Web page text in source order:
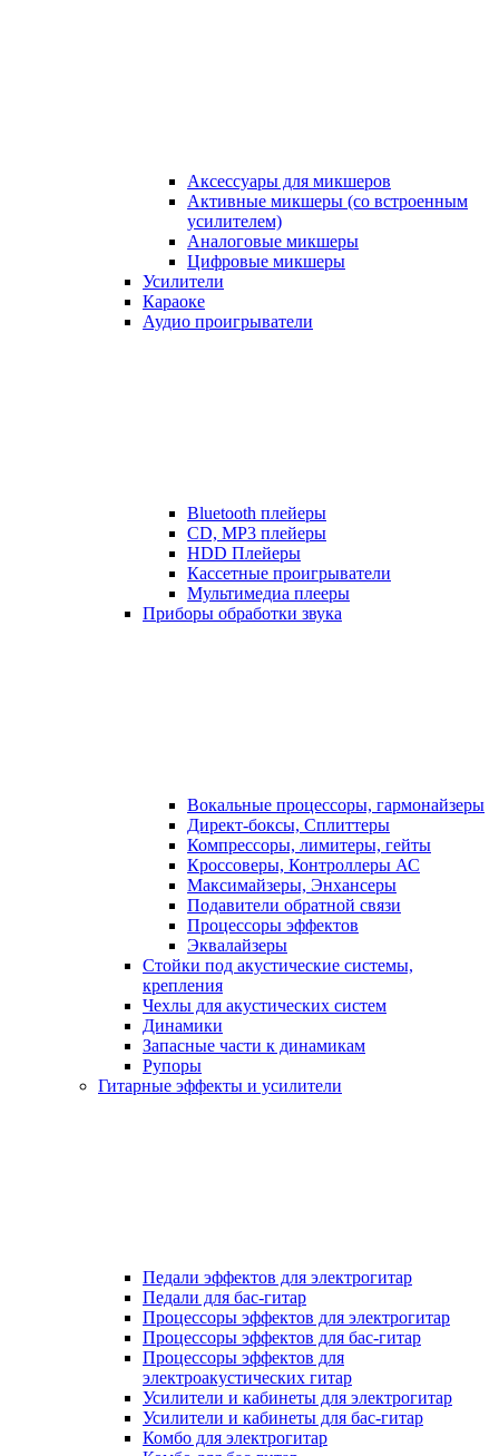
Аксессуары для микшеров
Активные микшеры (со встроенным
усилителем)
Аналоговые микшеры
Цифровые микшеры
Усилители
Караоке
Аудио проигрыватели
Bluetooth плейеры
CD, MP3 плейеры
HDD Плейеры
Кассетные проигрыватели
Мультимедиа плееры
Приборы обработки звука
Вокальные процессоры, гармонайзеры
Директ-боксы, Сплиттеры
Компрессоры, лимитеры, гейты
Кроссоверы, Контроллеры АС
Максимайзеры, Энхансеры
Подавители обратной связи
Процессоры эффектов
Эквалайзеры
Стойки под акустические системы,
крепления
Чехлы для акустических систем
Динамики
Запасные части к динамикам
Рупоры
Гитарные эффекты и усилители
Педали эффектов для электрогитар
Педали для бас-гитар
Процессоры эффектов для электрогитар
Процессоры эффектов для бас-гитар
Процессоры эффектов для
электроакустических гитар
Усилители и кабинеты для электрогитар
Усилители и кабинеты для бас-гитар
Комбо для электрогитар